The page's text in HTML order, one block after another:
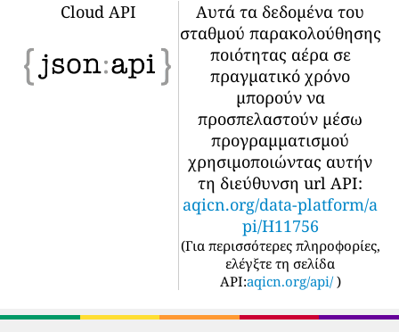
Cloud API
Αυτά τα δεδομένα του
σταθμού παρακολούθησης
ποιότητας αέρα σε
πραγματικό χρόνο
μπορούν να
προσπελαστούν μέσω
προγραμματισμού
χρησιμοποιώντας αυτήν
τη διεύθυνση url API:
aqicn.org/data-platform/a
pi/H11756
(Για περισσότερες πληροφορίες,
ελέγξτε τη σελίδα
API:aqicn.org/api/ )